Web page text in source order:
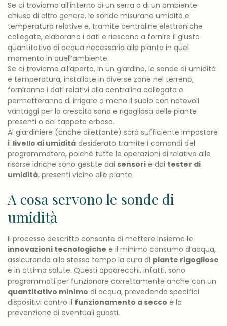
Se ci troviamo all’interno di un serra o di un ambiente
chiuso di altro genere, le sonde misurano umidità e
temperatura relative e, tramite centraline elettroniche
collegate, elaborano i dati e riescono a fornire il giusto
quantitativo di acqua necessario alle piante in quel
momento in quell’ambiente.
Se ci troviamo all’aperto, in un giardino, le sonde di umidità
e temperatura, installate in diverse zone nel terreno,
forniranno i dati relativi alla centralina collegata e
permetteranno di irrigare o meno il suolo con notevoli
vantaggi per la crescita sana e rigogliosa delle piante
presenti o del tappeto erboso.
Al giardiniere (anche dilettante) sarà sufficiente impostare
il livello di umidità desiderato tramite i comandi del
programmatore, poiché tutte le operazioni di relative alle
risorse idriche sono gestite dai sensori e dai tester di
umidità, presenti vicino alle piante.
A cosa servono le sonde di
umidità
Il processo descritto consente di mettere insieme le
innovazioni tecnologiche e il minimo consumo d’acqua,
assicurando allo stesso tempo la cura di piante rigogliose
e in ottima salute. Questi apparecchi, infatti, sono
programmati per funzionare correttamente anche con un
quantitativo minimo di acqua, prevedendo specifici
dispositivi contro il funzionamento a secco e la
prevenzione di eventuali guasti.